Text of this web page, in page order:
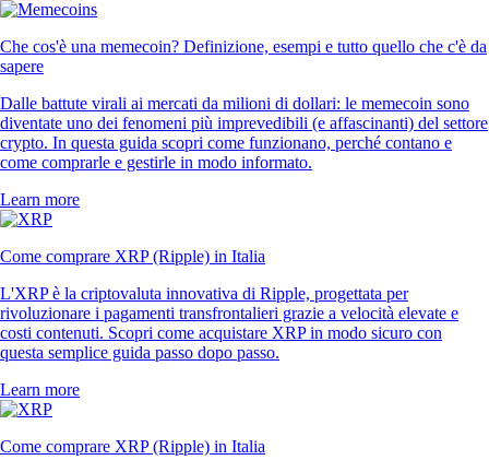
Che cos'è una memecoin? Definizione, esempi e tutto quello che c'è da
sapere
Dalle battute virali ai mercati da milioni di dollari: le memecoin sono
diventate uno dei fenomeni più imprevedibili (e affascinanti) del settore
crypto. In questa guida scopri come funzionano, perché contano e
come comprarle e gestirle in modo informato.
Learn more
Come comprare XRP (Ripple) in Italia
L'XRP è la criptovaluta innovativa di Ripple, progettata per
rivoluzionare i pagamenti transfrontalieri grazie a velocità elevate e
costi contenuti. Scopri come acquistare XRP in modo sicuro con
questa semplice guida passo dopo passo.
Learn more
Come comprare XRP (Ripple) in Italia